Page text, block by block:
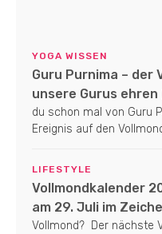
YOGA WISSEN
Guru Purnima – der
unsere Gurus
du schon mal von Guru
Ereignis auf den
LIFESTYLE
Vollmondkalender
am 29. Juli im
Vollmond? Der nächste